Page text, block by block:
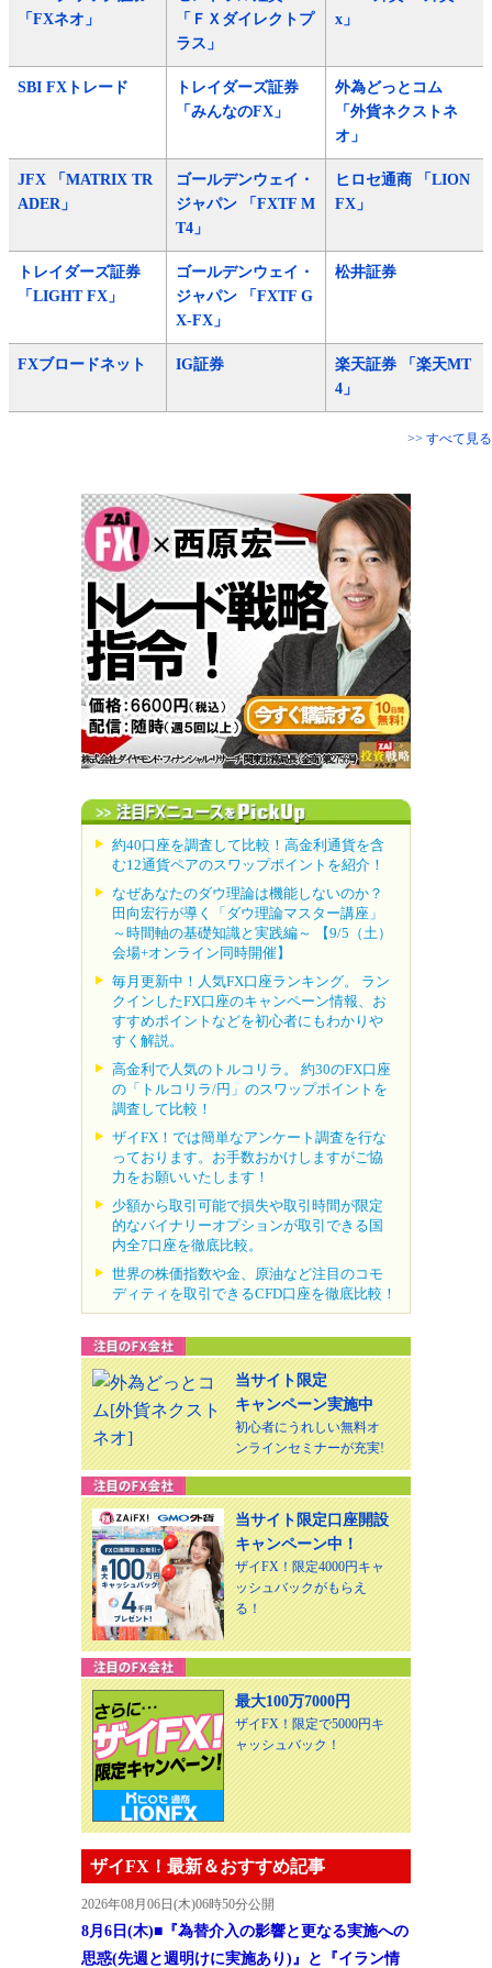
「FXネオ」
「ＦＸダイレクトプ
ラス」
x」
SBI FXトレード
トレイダーズ証券
「みんなのFX」
外為どっとコム
「外貨ネクストネ
オ」
JFX 「MATRIX TR
ADER」
ゴールデンウェイ・
ジャパン 「FXTF M
T4」
ヒロセ通商 「LION
FX」
トレイダーズ証券
「LIGHT FX」
ゴールデンウェイ・
ジャパン 「FXTF G
X-FX」
松井証券
FXブロードネット IG証券
楽天証券 「楽天MT
4」
>> すべて見る
約40口座を調査して比較！高金利通貨を含
む12通貨ペアのスワップポイントを紹介！
なぜあなたのダウ理論は機能しないのか？
田向宏行が導く「ダウ理論マスター講座」
～時間軸の基礎知識と実践編～ 【9/5（土）
会場+オンライン同時開催】
毎月更新中！人気FX口座ランキング。 ラン
クインしたFX口座のキャンペーン情報、お
すすめポイントなどを初心者にもわかりや
すく解説。
高金利で人気のトルコリラ。 約30のFX口座
の「トルコリラ/円」のスワップポイントを
調査して比較！
ザイFX！では簡単なアンケート調査を行な
っております。お手数おかけしますがご協
力をお願いいたします！
少額から取引可能で損失や取引時間が限定
的なバイナリーオプションが取引できる国
内全7口座を徹底比較。
世界の株価指数や金、原油など注目のコモ
ディティを取引できるCFD口座を徹底比較！
当サイト限定
キャンペーン実施中
初心者にうれしい無料オ
ンラインセミナーが充実!
当サイト限定口座開設
キャンペーン中！
ザイFX！限定4000円キャ
ッシュバックがもらえ
る！
最大100万7000円
ザイFX！限定で5000円キ
ャッシュバック！
ザイFX！最新＆おすすめ記事
2026年08月06日(木)06時50分公開
8月6日(木)■『為替介入の影響と更なる実施への
思惑(先週と週明けに実施あり)』と『イラン情